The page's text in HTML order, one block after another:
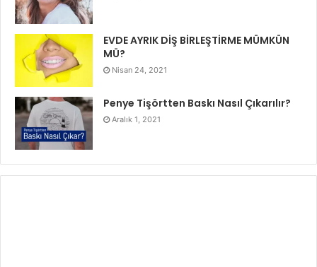
EVDE AYRIK DİŞ BİRLEŞTİRME MÜMKÜN
MÜ?
Nisan 24, 2021
Penye Tişörtten Baskı Nasıl Çıkarılır?
Aralık 1, 2021